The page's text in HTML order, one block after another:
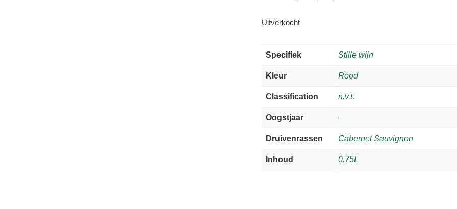
Uitverkocht
Specifiek Stille wijn
Kleur Rood
Classification n.v.t.
Oogstjaar –
Druivenrassen Cabernet Sauvignon
Inhoud 0.75L